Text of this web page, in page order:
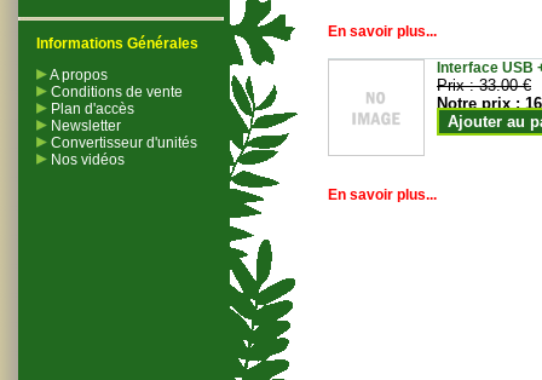
Informations Générales
A propos
Conditions de vente
Plan d'accès
Newsletter
Convertisseur d'unités
Nos vidéos
En savoir plus...
Interface USB
Prix :33.00 €
Notre prix :
Ajouter au
En savoir plus...